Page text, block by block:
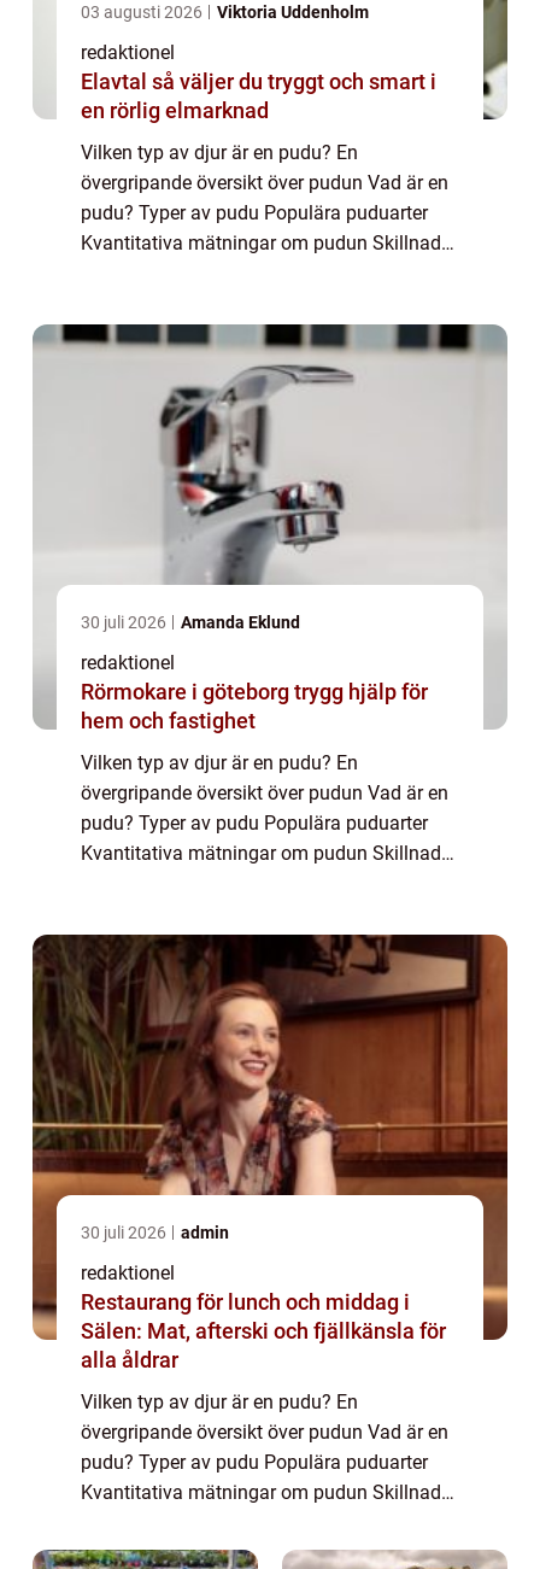
03 augusti 2026 Viktoria Uddenholm
redaktionel
Elavtal så väljer du tryggt och smart i
en rörlig elmarknad
Vilken typ av djur är en pudu? En
övergripande översikt över pudun Vad är en
pudu? Typer av pudu Populära puduarter
Kvantitativa mätningar om pudun Skillnader
30 juli 2026 Amanda Eklund
redaktionel
Rörmokare i göteborg trygg hjälp för
hem och fastighet
Vilken typ av djur är en pudu? En
övergripande översikt över pudun Vad är en
pudu? Typer av pudu Populära puduarter
Kvantitativa mätningar om pudun Skillnader
Pudu, är...
30 juli 2026 admin
redaktionel
Restaurang för lunch och middag i
Sälen: Mat, afterski och fjällkänsla för
alla åldrar
Vilken typ av djur är en pudu? En
övergripande översikt över pudun Vad är en
pudu? Typer av pudu Populära puduarter
Kvantitativa mätningar om pudun Skillnader
och nackdelar Introduktion Pudun, eller